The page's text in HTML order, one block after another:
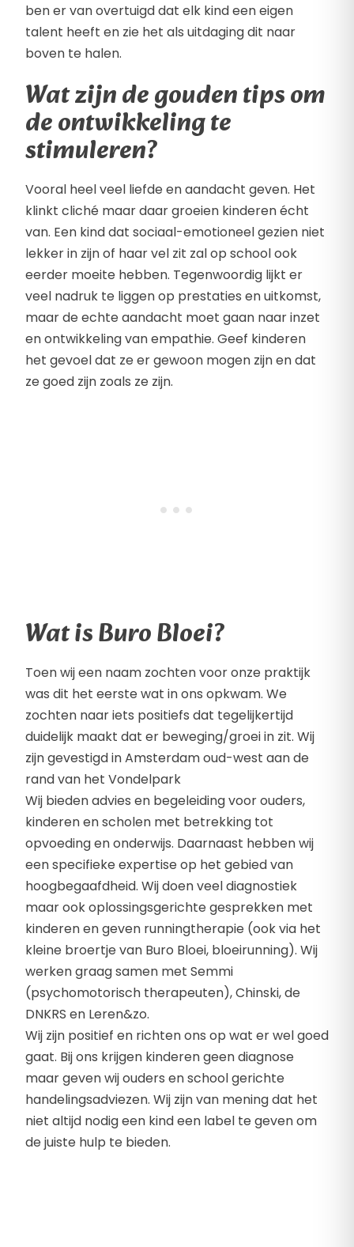
ben er van overtuigd dat elk kind een eigen
talent heeft en zie het als uitdaging dit naar
boven te halen.
Wat zijn de gouden tips om
de ontwikkeling te
stimuleren?
Vooral heel veel liefde en aandacht geven. Het
klinkt cliché maar daar groeien kinderen écht
van. Een kind dat sociaal-emotioneel gezien niet
lekker in zijn of haar vel zit zal op school ook
eerder moeite hebben. Tegenwoordig lijkt er
veel nadruk te liggen op prestaties en uitkomst,
maar de echte aandacht moet gaan naar inzet
en ontwikkeling van empathie. Geef kinderen
het gevoel dat ze er gewoon mogen zijn en dat
ze goed zijn zoals ze zijn.
Wat is Buro Bloei?
Toen wij een naam zochten voor onze praktijk
was dit het eerste wat in ons opkwam. We
zochten naar iets positiefs dat tegelijkertijd
duidelijk maakt dat er beweging/groei in zit. Wij
zijn gevestigd in Amsterdam oud-west aan de
rand van het Vondelpark
Wij bieden advies en begeleiding voor ouders,
kinderen en scholen met betrekking tot
opvoeding en onderwijs. Daarnaast hebben wij
een specifieke expertise op het gebied van
hoogbegaafdheid. Wij doen veel diagnostiek
maar ook oplossingsgerichte gesprekken met
kinderen en geven runningtherapie (ook via het
kleine broertje van Buro Bloei, bloeirunning). Wij
werken graag samen met Semmi
(psychomotorisch therapeuten), Chinski, de
DNKRS en Leren&zo.
Wij zijn positief en richten ons op wat er wel goed
gaat. Bij ons krijgen kinderen geen diagnose
maar geven wij ouders en school gerichte
handelingsadviezen. Wij zijn van mening dat het
niet altijd nodig een kind een label te geven om
de juiste hulp te bieden.